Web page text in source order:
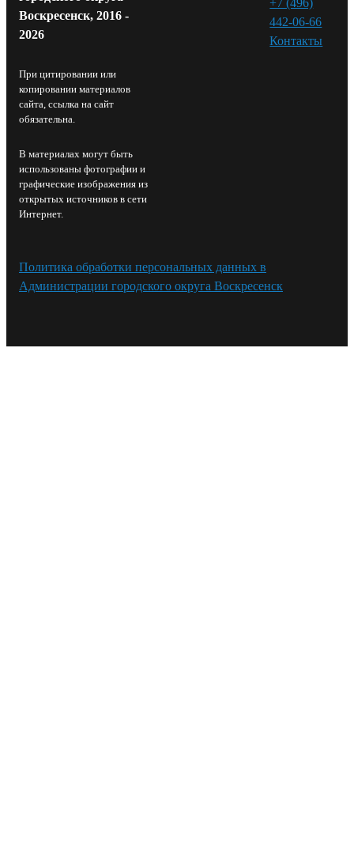
Воскресенск, 2016 -
2026
При цитировании или
копировании материалов
сайта, ссылка на сайт
обязательна.
В материалах могут быть
использованы фотографии и
графические изображения из
открытых источников в сети
Интернет.
442-06-66
Контакты⁠
Политика обработки персональных данных в
Администрации городского округа Воскресенск